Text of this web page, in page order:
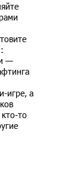
—
игре, а
то